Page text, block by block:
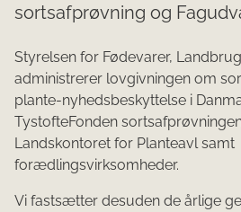
sortsafprøvning og
Styrelsen for Fødevarer,
administrerer lovgivningen om
plante-nyhedsbeskyttelse i
TystofteFonden
Landskontoret for Planteavl samt
forædlingsvirksomheder.
Vi fastsætter desuden de årlige